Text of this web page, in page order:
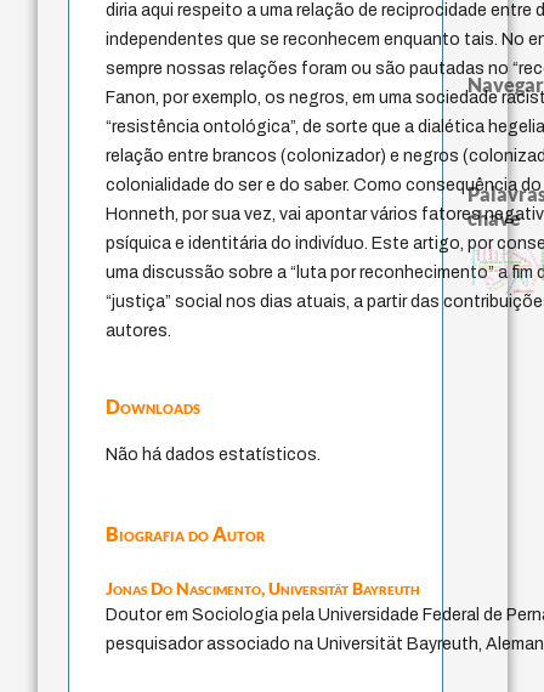
diria aqui respeito a uma relação de reciprocidade entre
independentes que se reconhecem enquanto tais. No
sempre nossas relações foram ou são pautadas no
Fanon, por exemplo, os negros, em uma sociedade
“resistência ontológica”, de sorte que a dialética
relação entre brancos (colonizador) e negros
colonialidade do ser e do saber. Como consequência
Honneth, por sua vez, vai apontar vários fatores
psíquica e identitária do indivíduo. Este artigo, por
uma discussão sobre a “luta por reconhecimento” a fim
“justiça” social nos dias atuais, a partir das
autores.
Downloads
Não há dados estatísticos.
Biografia do Autor
Jonas Do Nascimento,Universität Bayreuth
Doutor em Sociologia pela Universidade Federal de
pesquisador associado na Universität Bayreuth,
Navegar
chave
fundamentalismojacobi
protágoras
experiência temporal
género
idade
intolerância
history of philosophy homem-medida
j.c.m. neto palavra
perdón
leyes
violencia
guayaquil
logos
pedagogia
lei
desejo
papel da lei
não
bataille
mind
therapy philosophy
realidad